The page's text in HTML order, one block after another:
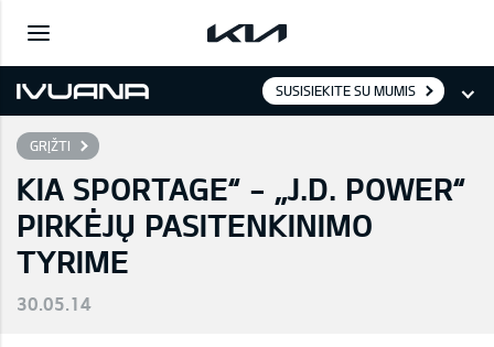
SUSISIEKITE SU MUMIS
GRĮŽTI
KIA SPORTAGE“ - „J.D. POWER“
PIRKĖJŲ PASITENKINIMO
TYRIME
30.05.14